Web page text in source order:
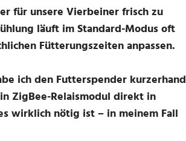
für unsere Vierbeiner frisch zu
läuft im Standard-Modus oft
Fütterungszeiten anpassen.
ich den Futterspender kurzerhand
ZigBee-Relaismodul direkt in
wirklich nötig ist – in meinem Fall